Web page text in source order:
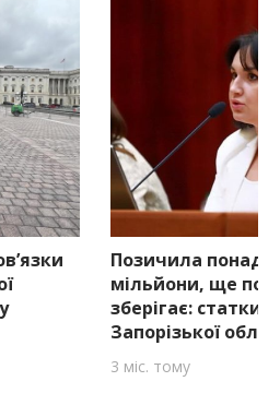
Позичила понад
мільйони, ще
зберігає: статки
Запорізької
3 міс. тому